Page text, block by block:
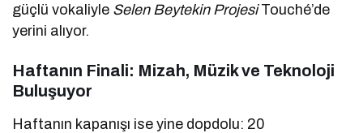
güçlü vokaliyle Selen Beytekin ProjesiTouché’de
yerini alıyor.
Haftanın Finali: Mizah, Müzik ve Teknoloji
Buluşuyor
Haftanın kapanışı ise yine dopdolu: 20